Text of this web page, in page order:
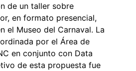
de un taller sobre
en formato presencial,
el Museo del Carnaval. La
por el Área de
en conjunto con Data
de esta propuesta fue